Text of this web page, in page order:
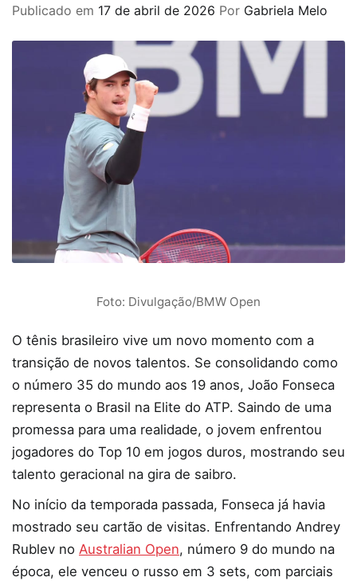
Publicado em 17 de abril de 2026 Por Gabriela Melo
Foto: Divulgação/BMW Open
O tênis brasileiro vive um novo momento com a
transição de novos talentos. Se consolidando como
o número 35 do mundo aos 19 anos, João Fonseca
representa o Brasil na Elite do ATP. Saindo de uma
promessa para uma realidade, o jovem enfrentou
jogadores do Top 10 em jogos duros, mostrando seu
talento geracional na gira de saibro.
No início da temporada passada, Fonseca já havia
mostrado seu cartão de visitas. Enfrentando Andrey
Rublev no Australian Open, número 9 do mundo na
época, ele venceu o russo em 3 sets, com parciais